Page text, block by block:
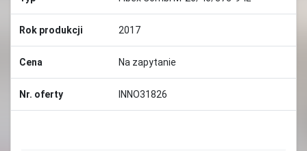
Rok produkcji 2017
Cena Na zapytanie
Nr. oferty INNO31826